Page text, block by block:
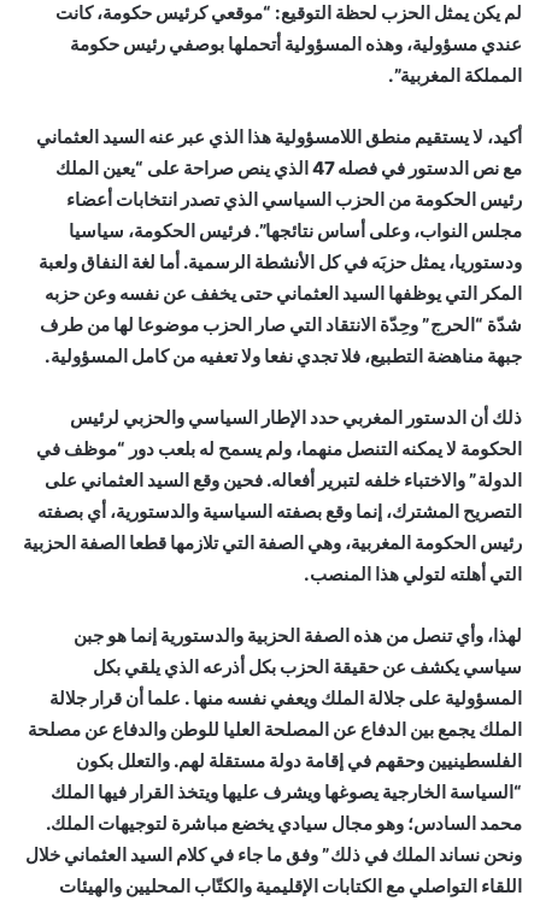
لم يكن يمثل الحزب لحظة التوقيع: “موقعي كرئيس حكومة، كانت
عندي مسؤولية، وهذه المسؤولية أتحملها بوصفي رئيس حكومة
المملكة المغربية”.
أكيد، لا يستقيم منطق اللامسؤولية هذا الذي عبر عنه السيد العثماني
مع نص الدستور في فصله 47 الذي ينص صراحة على “يعين الملك
رئيس الحكومة من الحزب السياسي الذي تصدر انتخابات أعضاء
مجلس النواب، وعلى أساس نتائجها”. فرئيس الحكومة، سياسيا
ودستوريا، يمثل حزبَه في كل الأنشطة الرسمية. أما لغة النفاق ولعبة
المكر التي يوظفها السيد العثماني حتى يخفف عن نفسه وعن حزبه
شدّة “الحرج” وحِدّة الانتقاد التي صار الحزب موضوعا لها من طرف
جبهة مناهضة التطبيع، فلا تجدي نفعا ولا تعفيه من كامل المسؤولية.
ذلك أن الدستور المغربي حدد الإطار السياسي والحزبي لرئيس
الحكومة لا يمكنه التنصل منهما، ولم يسمح له بلعب دور “موظف في
الدولة” والاختباء خلفه لتبرير أفعاله. فحين وقع السيد العثماني على
التصريح المشترك، إنما وقع بصفته السياسية والدستورية، أي بصفته
رئيس الحكومة المغربية، وهي الصفة التي تلازمها قطعا الصفة الحزبية
التي أهلته لتولي هذا المنصب.
لهذا، وأي تنصل من هذه الصفة الحزبية والدستورية إنما هو جبن
سياسي يكشف عن حقيقة الحزب بكل أذرعه الذي يلقي بكل
المسؤولية على جلالة الملك ويعفي نفسه منها . علما أن قرار جلالة
الملك يجمع بين الدفاع عن المصلحة العليا للوطن والدفاع عن مصلحة
الفلسطينيين وحقهم في إقامة دولة مستقلة لهم. والتعلل بكون
“السياسة الخارجية يصوغها ويشرف عليها ويتخذ القرار فيها الملك
محمد السادس؛ وهو مجال سيادي يخضع مباشرة لتوجيهات الملك.
ونحن نساند الملك في ذلك” وفق ما جاء في كلام السيد العثماني خلال
اللقاء التواصلي مع الكتابات الإقليمية والكتّاب المحليين والهيئات